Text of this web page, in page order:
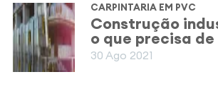
CARPINTARIA EM PVC
Construção
o que precisa
30 Ago 2021